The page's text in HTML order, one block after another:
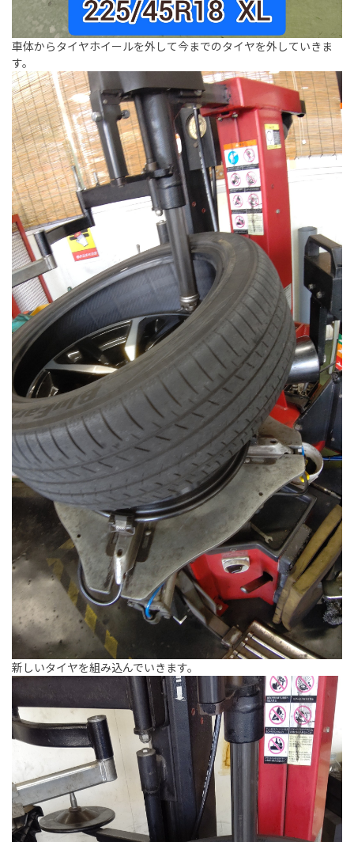
車体からタイヤホイールを外して今までのタイヤを外していきま
す。
新しいタイヤを組み込んでいきます。